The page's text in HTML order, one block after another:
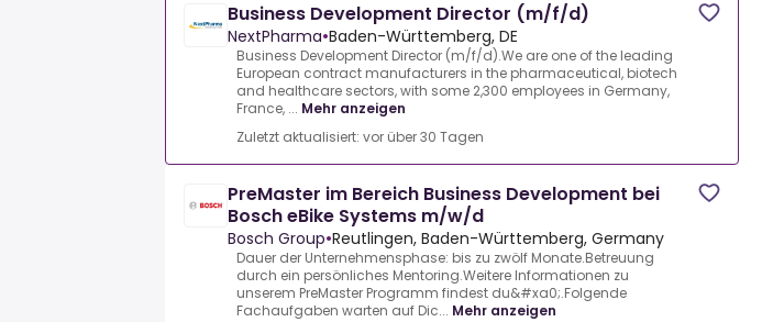
Business Development Director (m/f/d)
NextPharma•Baden-Württemberg, DE
Business Development Director (m/f/d).We are one of the leading
European contract manufacturers in the pharmaceutical, biotech
and healthcare sectors, with some 2,300 employees in Germany,
France, ... Mehr anzeigen
Zuletzt aktualisiert: vor über 30 Tagen
PreMaster im Bereich Business Development bei
Bosch eBike Systems m/w/d
Bosch Group•Reutlingen, Baden-Württemberg, Germany
Dauer der Unternehmensphase: bis zu zwölf Monate.Betreuung
durch ein persönliches Mentoring.Weitere Informationen zu
unserem PreMaster Programm findest du&#xa0;.Folgende
Fachaufgaben warten auf Dic... Mehr anzeigen